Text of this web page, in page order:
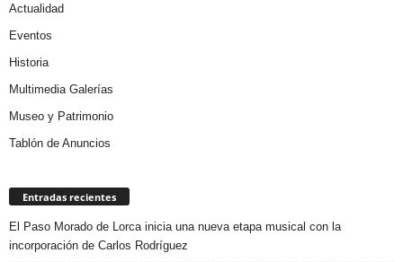
Actualidad
Eventos
Historia
Multimedia Galerías
Museo y Patrimonio
Tablón de Anuncios
Entradas recientes
El Paso Morado de Lorca inicia una nueva etapa musical con la
incorporación de Carlos Rodríguez